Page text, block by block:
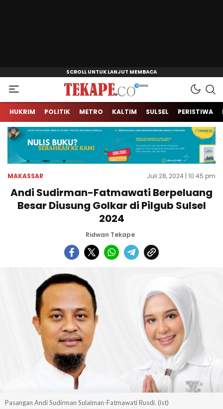
Tekape.co
Jendela Informasi Kita
HUKRIM POLITIK METRO KALTIM SULSEL PERISTIWA
MAKASSAR Juli 28, 2024 | 10:45 pm
Andi Sudirman-Fatmawati Berpeluang
Besar Diusung Golkar di Pilgub Sulsel
2024
Ridwan Tekape
Pasangan Andi Sudirman Sulaiman-Fatmawati Rusdi. (ist)